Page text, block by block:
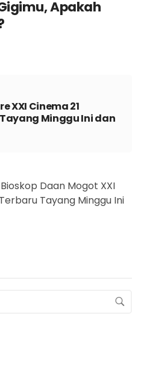
Apakah
XXI Cinema 21
Minggu Ini dan
Daan Mogot XXI
Tayang Minggu Ini